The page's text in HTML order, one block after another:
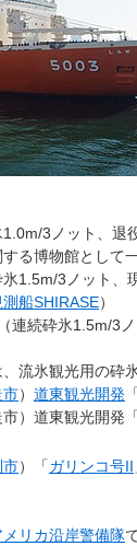
1.0m/3ノット、退
る博物館として
氷1.5m/3ノット、
測船SHIRASE）
（連続砕氷1.5m/3ノ
流氷観光用の砕
市） 道東観光開発
）道東観光開発
市）「ガリンコ号II
メリカ沿岸警備隊